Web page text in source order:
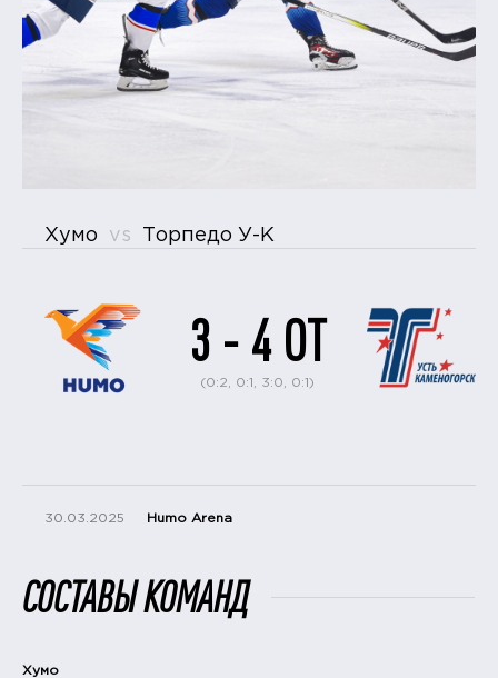
Хумо vs Торпедо У-К
3 - 4 ОТ
(0:2, 0:1, 3:0, 0:1)
30.03.2025 Humo Arena
СОСТАВЫ КОМАНД
Хумо